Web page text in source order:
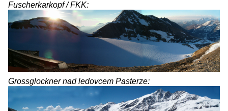
Fuscherkarkopf / FKK:
Grossglockner nad ledovcem Pasterze: